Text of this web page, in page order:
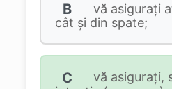
B
vă asiguraţi
cât şi din spate;
C
vă asiguraţi,